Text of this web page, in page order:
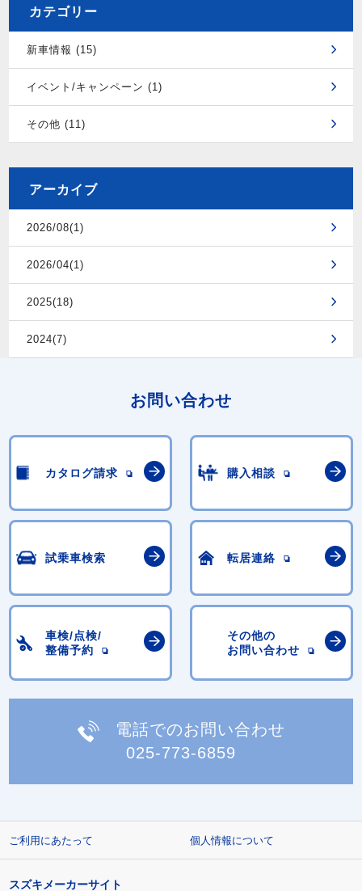
カテゴリー
新車情報 (15)
イベント/キャンペーン (1)
その他 (11)
アーカイブ
2026/08(1)
2026/04(1)
2025(18)
2024(7)
お問い合わせ
カタログ請求 購入相談
試乗車検索 転居連絡
車検/点検/
整備予約
その他の
お問い合わせ
電話でのお問い合わせ
025-773-6859
ご利用にあたって 個人情報について
スズキメーカーサイト